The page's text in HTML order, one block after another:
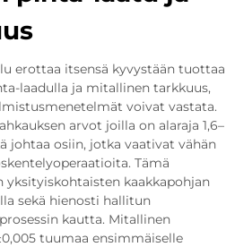
erottaa itsensä kyvystään tuottaa
laadulla ja mitallinen tarkkuus,
voivat vastata.
arvot joilla on alaraja 1,6–
johtaa osiin, jotka vaativat vähän
Tämä
yksityiskohtaisten kaakkapohjan
sekä hienosti hallitun
kautta. Mitallinen
tuumaa ensimmäiselle